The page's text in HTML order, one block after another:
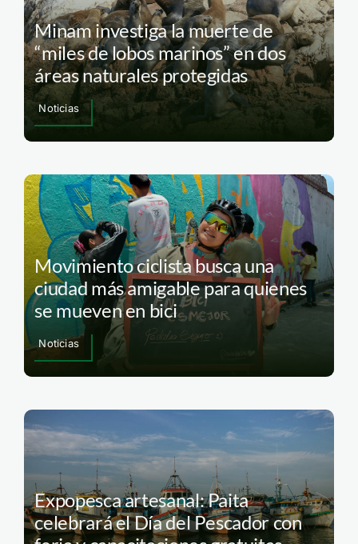
Minam investiga la muerte de
“miles de lobos marinos” en dos
áreas naturales protegidas
Noticias
Movimiento ciclista busca una
ciudad más amigable para quienes
se mueven en bici
Noticias
Expopesca artesanal: Paita
celebrará el Día del Pescador con